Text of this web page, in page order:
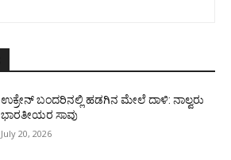
ಉಕ್ರೇನ್‌ ಬಂದರಿನಲ್ಲಿ ಹಡಗಿನ ಮೇಲೆ ದಾಳಿ: ನಾಲ್ವರು
ಭಾರತೀಯರ ಸಾವು
July 20, 2026